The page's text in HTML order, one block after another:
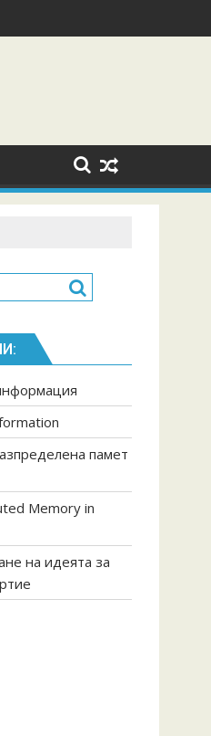
памет
Memory in
на идеята за